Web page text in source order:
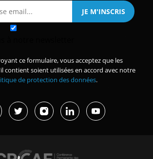
ce formulaire, vous acceptez que les
contient soient utilisées en accord avec notre
de protection des données.